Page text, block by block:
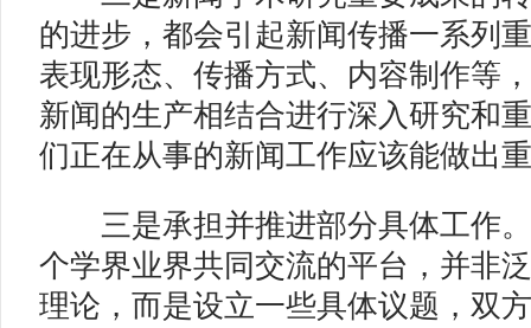
的进步，都会引起新闻传播一系列
表现形态、传播方式、内容制作等
新闻的生产相结合进行深入研究和
们正在从事的新闻工作应该能做出
三是承担并推进部分具体工作。
个学界业界共同交流的平台，并非
理论，而是设立一些具体议题，双